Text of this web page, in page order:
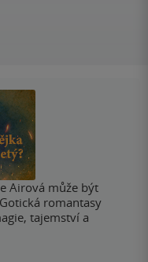
Airová může být
romantasy
tajemství a